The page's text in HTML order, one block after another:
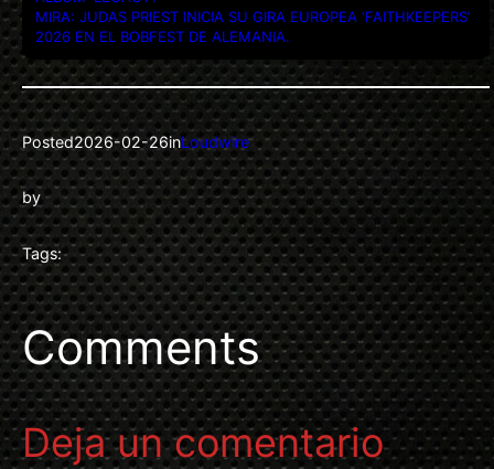
MIRA: JUDAS PRIEST INICIA SU GIRA EUROPEA ‘FAITHKEEPERS’
2026 EN EL BOBFEST DE ALEMANIA.
Posted2026-02-26inLoudwire
by
Tags:
Comments
Deja un comentario